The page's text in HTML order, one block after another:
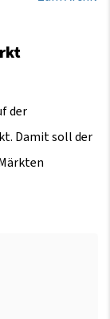
der
Damit soll der